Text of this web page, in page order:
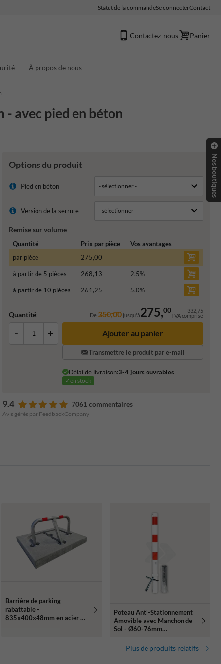
Statut de la commandeSe connecterContact
Contactez-nous Panier
À propos de nous
avec pied en béton
Options du produit
Pied en béton
Version de la serrure
Remise sur volume
Quantité Prix par pièce
Vos avantages
par pièce
275,00
à partir de 5 pièces 268,13 2,5%
à partir de 10 pièces 261,25 5,0%
Quantité: De350,00 jusqu'à275,00 332,75
TVA comprise
- + Ajouter au panier
Transmettre le produit par e-mail
Délai de livraison:3-4 jours ouvrables
✓en stock
9.4 7061 commentaires
Avis gérés par FeedbackCompany
Barrière de parking
rabattable -
835x400x48mm en acier +
Poteau Anti-Stationnement
Amovible avec Manchon de
Sol - Ø60-76mm
Plus de produits relatifs
Nos boutiques